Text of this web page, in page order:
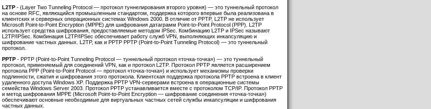
L2TP - (Layer Two Tunneling Protocol — протокол туннелирования второго уровня) — это туннельный протокол
на основе RFC, являющийся промышленным стандартом, поддержка которого впервые была реализована в
клиентских и серверных операционных системах Windows 2000. В отличие от PPTP, L2TP не использует
Microsoft Point-to-Point Encryption (MPPE) для шифрования датаграмм Point-to-Point Protocol (PPP). L2TP
использует средства шифрования, предоставляемые методом IPSec. Комбинацию L2TP и IPSec называют
L2TP/IPSec. Комбинация L2TP/IPSec обеспечивает работу служб VPN, выполняющих инкапсуляцию и
шифрование частных данных. L2TP, как и PPTP PPTP (Point-to-Point Tunneling Protocol) — это туннельный
протокол.
PPTP - PPTP (Point-to-Point Tunneling Protocol — туннельный протокол «точка-точка») — это туннельный
протокол, применяемый для соединений VPN, как и протокол L2TP. Протокол PPTP является расширением
протокола PPP (Point-to-Point Protocol — протокол «точка-точка») и использует механизмы проверки
подлинности, сжатия и шифрования этого протокола. Клиентская поддержка протокола PPTP встроена в клиент
удаленного доступа Windows XP. Поддержка PPTP VPN-серверами встроена в операционные системы
семейства Windows Server 2003. Протокол PPTP устанавливается вместе с протоколом TCP/IP. Протокол PPTP
и метод шифрования MPPE (Microsoft Point-to-Point Encryption — шифрование соединения «точка-точка»)
обеспечивают основные необходимые для виртуальных частных сетей службы инкапсуляции и шифрования
частных данных.